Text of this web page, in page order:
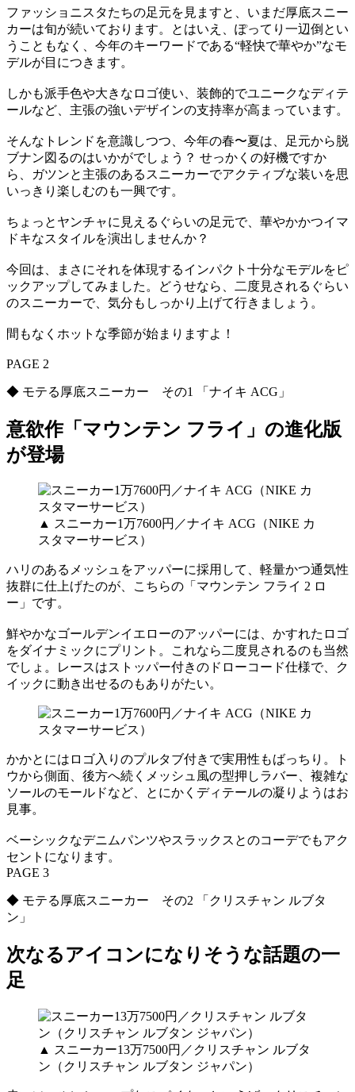
ファッショニスタたちの足元を見ますと、いまだ厚底スニー
カーは旬が続いております。とはいえ、ぽってり一辺倒とい
うこともなく、今年のキーワードである“軽快で華やか”なモ
デルが目につきます。
しかも派手色や大きなロゴ使い、装飾的でユニークなディテ
ールなど、主張の強いデザインの支持率が高まっています。
そんなトレンドを意識しつつ、今年の春〜夏は、足元から脱
ブナン図るのはいかがでしょう？ せっかくの好機ですか
ら、ガツンと主張のあるスニーカーでアクティブな装いを思
いっきり楽しむのも一興です。
ちょっとヤンチャに見えるぐらいの足元で、華やかかつイマ
ドキなスタイルを演出しませんか？
今回は、まさにそれを体現するインパクト十分なモデルをピ
ックアップしてみました。どうせなら、二度見されるぐらい
のスニーカーで、気分もしっかり上げて行きましょう。
間もなくホットな季節が始まりますよ！
PAGE 2
◆ モテる厚底スニーカー その1 「ナイキ ACG」
意欲作「マウンテン フライ」の進化版
が登場
▲ スニーカー1万7600円／ナイキ ACG（NIKE カ
スタマーサービス）
ハリのあるメッシュをアッパーに採用して、軽量かつ通気性
抜群に仕上げたのが、こちらの「マウンテン フライ 2 ロ
ー」です。
鮮やかなゴールデンイエローのアッパーには、かすれたロゴ
をダイナミックにプリント。これなら二度見されるのも当然
でしょ。レースはストッパー付きのドローコード仕様で、ク
イックに動き出せるのもありがたい。
かかとにはロゴ入りのプルタブ付きで実用性もばっちり。ト
ウから側面、後方へ続くメッシュ風の型押しラバー、複雑な
ソールのモールドなど、とにかくディテールの凝りようはお
見事。
ベーシックなデニムパンツやスラックスとのコーデでもアク
セントになります。
PAGE 3
◆ モテる厚底スニーカー その2 「クリスチャン ルブタ
ン」
次なるアイコンになりそうな話題の一
足
▲ スニーカー13万7500円／クリスチャン ルブタ
ン（クリスチャン ルブタン ジャパン）